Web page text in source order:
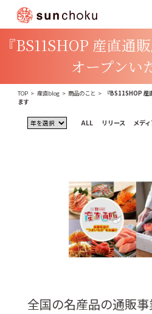
『BS11SHOP 産直通
オープンい
TOP > 産直blog > 商品のこと >
『BS11SHOP 産
ます
ALL リリース メデ
全国の名産品の通販